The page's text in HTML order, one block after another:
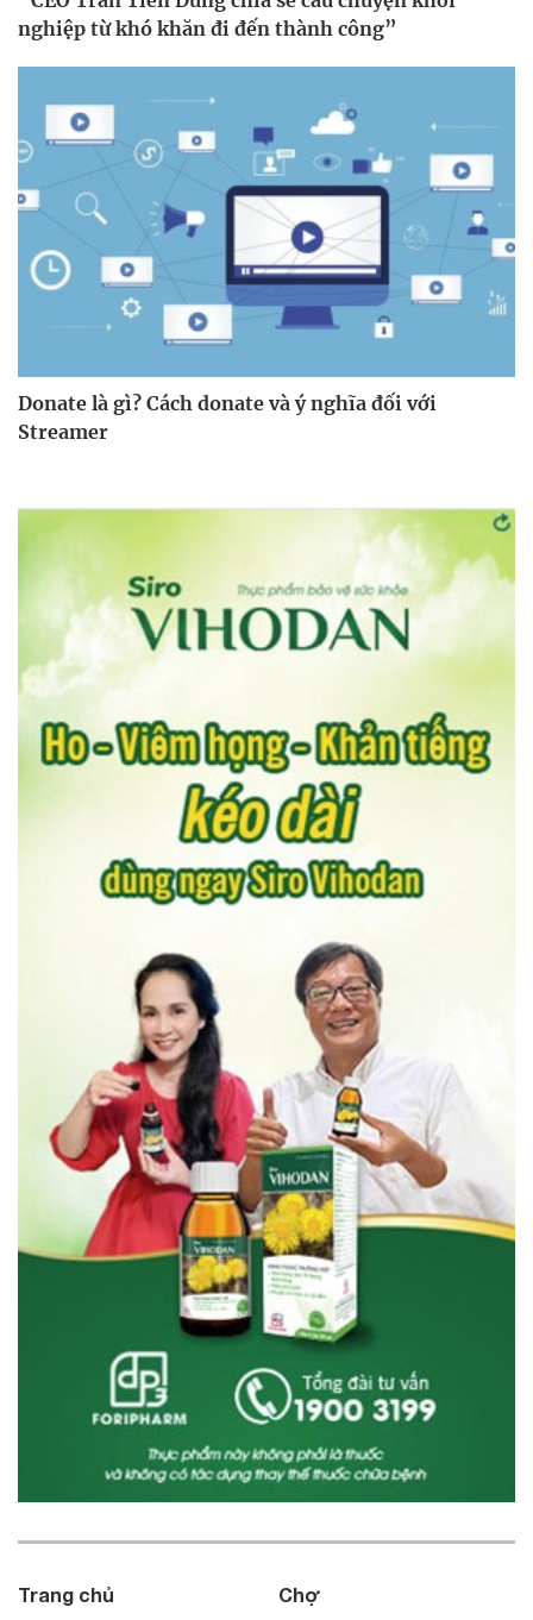
nghiệp từ khó khăn đi đến thành công”
Donate là gì? Cách donate và ý nghĩa đối với
Streamer
Trang chủ Chợ